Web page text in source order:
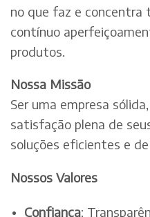
no que faz e concentra
contínuo
produtos.
Nossa Missão
Ser uma empresa
satisfação plena de
soluções eficientes e
Nossos Valores
Confiança: